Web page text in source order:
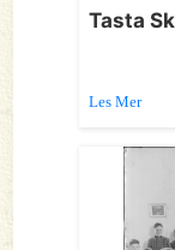
Tasta
Les Mer